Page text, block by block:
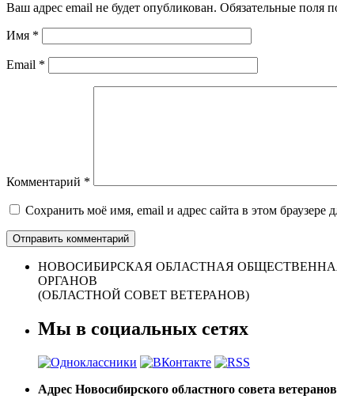
Ваш адрес email не будет опубликован. Обязательные поля
Имя *
Email *
Комментарий *
Сохранить моё имя, email и адрес сайта в этом
НОВОСИБИРСКАЯ ОБЛАСТНАЯ
ОРГАНОВ
(ОБЛАСТНОЙ СОВЕТ ВЕТЕРАНОВ)
Мы в социальных сетях
Адрес Новосибирского областного совета